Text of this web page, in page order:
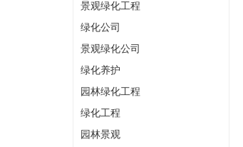
景观绿化工程
绿化公司
景观绿化公司
绿化养护
园林绿化工程
绿化工程
园林景观